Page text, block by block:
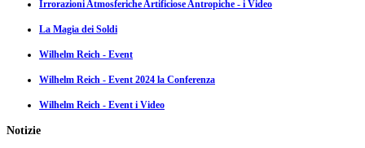
Irrorazioni Atmosferiche Artificiose Antropiche - i Video
La Magia dei Soldi
Wilhelm Reich - Event
Wilhelm Reich - Event 2024 la Conferenza
Wilhelm Reich - Event i Video
Notizie